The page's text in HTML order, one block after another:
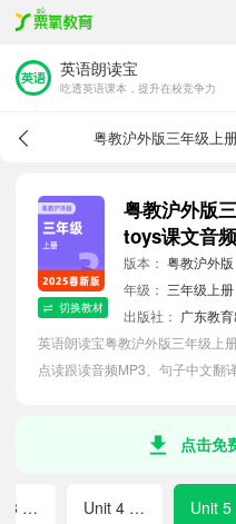
英语朗读宝
吃透英语课本，提升在校竞争力
粤教沪外版三年级上
切换教材
粤教沪外版
toys课文音频
版本： 粤教沪外版
年级： 三年级上册
出版社： 广东教
英语朗读宝粤教沪外版三年级上
点读跟读音频MP3、句子中文翻
点击免
Unit 3 Our friends Unit 4 My tidy bag